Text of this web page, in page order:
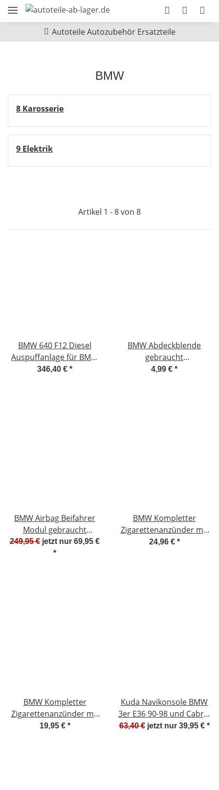
Autoteile Autozubehör Ersatzteile
BMW
8 Karosserie
9 Elektrik
Artikel 1 - 8 von 8
BMW 640 F12 Diesel
Auspuffanlage für BMW
640 F12 #2081-H52
346,40 € *
BMW Abdeckblende
gebraucht
306306730239-AA
4,99 € *
BMW Airbag Beifahrer
Modul gebraucht
3982093183
95B3255B0104 #3858
249,95 € jetzt nur 69,95 €
*
BMW Kompletter
Zigarettenanzünder mit
Anzündereinsatz inkl.
24,96 € *
BMW Kompletter
Zigarettenanzünder mit
Anzündereinsatz NEU
19,95 € *
Kuda Navikonsole BMW
3er E36 90-98 und Cabrio
nicht Compact Mobilia /
63,40 € jetzt nur 39,95 € *